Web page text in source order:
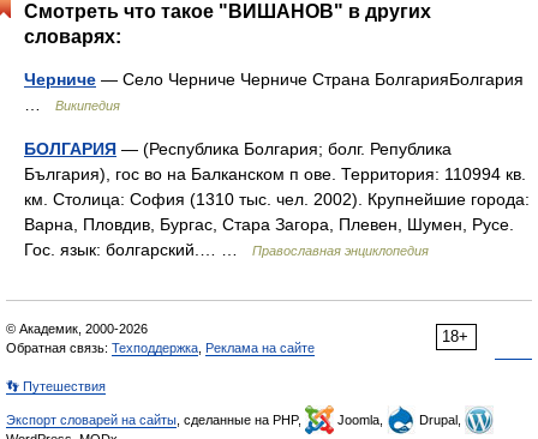
Смотреть что такое "ВИШАНОВ" в других
словарях:
Черниче — Село Черниче Черниче Страна БолгарияБолгария
Википедия
БОЛГАРИЯ — (Республика Болгария; болг. Република
България), гос во на Балканском п ове. Территория: 110994 кв.
км. Столица: София (1310 тыс. чел. 2002). Крупнейшие города:
Варна, Пловдив, Бургас, Стара Загора, Плевен, Шумен, Русе.
Гос. язык: болгарский.… …
Православная энциклопедия
18+
© Академик, 2000-2026
Обратная связь: Техподдержка Реклама на сайте
👣 Путешествия
Экспорт словарей на сайты , сделанные на PHP, Joomla,
Drupal,